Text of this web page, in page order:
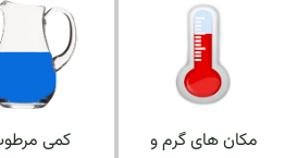
کمی
مکان های گرم و